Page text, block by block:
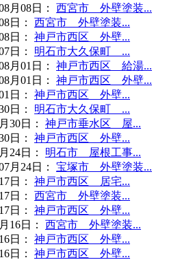
月08日 ：
西宮市 外壁塗装...
日 ：
西宮市 外壁塗装...
日 ：
神戸市西区 外壁...
日 ：
明石市大久保町 ...
月01日 ：
神戸市西区 給湯...
月01日 ：
神戸市西区 外壁...
日 ：
神戸市西区 外壁...
日 ：
明石市大久保町 ...
30日 ：
神戸市垂水区 屋...
日 ：
神戸市西区 外壁...
24日 ：
明石市 屋根工事...
月24日 ：
宝塚市 外壁塗装...
日 ：
神戸市西区 居宅...
日 ：
西宮市 外壁塗装...
日 ：
神戸市西区 外壁...
16日 ：
西宮市 外壁塗装...
日 ：
神戸市西区 外壁...
日 ：
神戸市西区 外壁...